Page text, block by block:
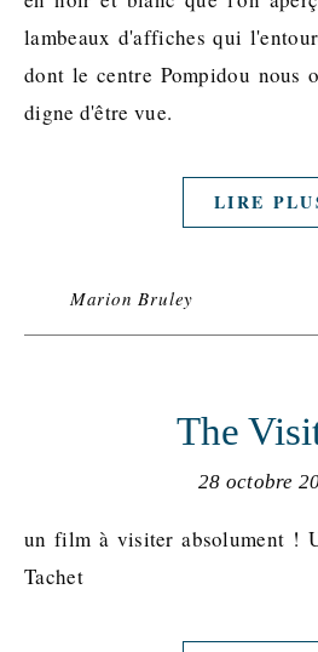
lambeaux d'affiches qui
dont le centre Pompidou nous
digne d'être vue.
LIRE
Marion Bruley
The
28 octobre
un film à visiter absolument ! Un article de Charlotte
Tachet